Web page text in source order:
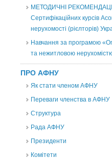
МЕТОДИЧНІ
Сертифікаційних курсів
нерухомості (рієлторів)
Навчання за програмою
та нежитловою
ПРО АФНУ
Як стати членом АФНУ
Переваги членства в АФНУ
Структура
Рада АФНУ
Президенти
Комітети